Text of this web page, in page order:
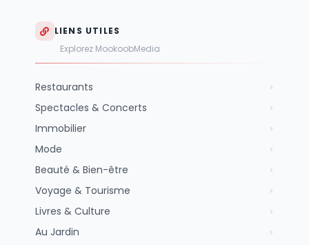
LIENS UTILES
Explorez MookoobMedia
Restaurants
Spectacles & Concerts
Immobilier
Mode
Beauté & Bien-être
Voyage & Tourisme
Livres & Culture
Au Jardin